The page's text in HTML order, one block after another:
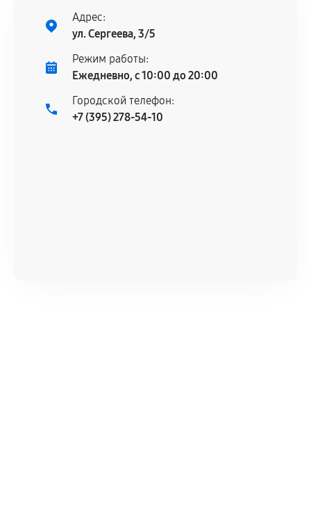
Установка была выполнена нашим сервисным
центром.
При этом гарантия на сами комплектующие
остается на стороне производителя или
сервисный центр ответственности не несет.
Адрес:
ул. Сергеева, 3/5
Режим работы:
Ежедневно, с 10:00 до 20:00
Городской телефон:
+7 (395) 278-54-10